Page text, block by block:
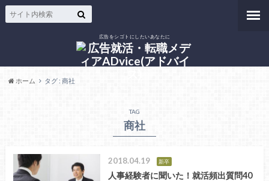
広告をシゴトにしたいあなたに
ホーム タグ : 商社
TAG
商社
2018.04.19 新卒
人事経験者に聞いた！就活頻出質問40